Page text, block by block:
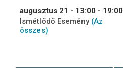
augusztus 21 - 13:00 - 19:00
Ismétlődő Esemény (Az
összes)